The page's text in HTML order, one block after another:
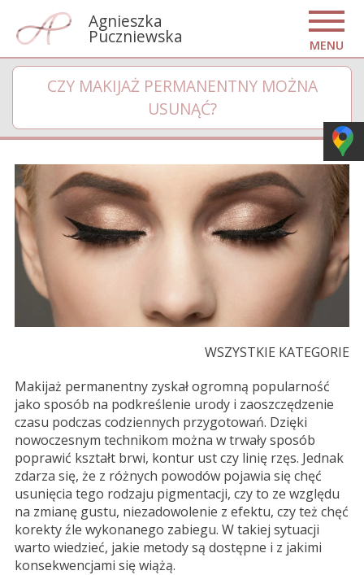
Agnieszka
Puczniewska MENU
CZY MAKIJAŻ PERMANENTNY MOŻNA
USUNĄĆ?
Makijaż permanentny zyskał ogromną popularność
jako sposób na podkreślenie urody i zaoszczędzenie
czasu podczas codziennych przygotowań. Dzięki
nowoczesnym technikom można w trwały sposób
poprawić kształt brwi, kontur ust czy linię rzęs. Jednak
zdarza się, że z różnych powodów pojawia się chęć
usunięcia tego rodzaju pigmentacji, czy to ze względu
na zmianę gustu, niezadowolenie z efektu, czy też chęć
korekty źle wykonanego zabiegu. W takiej sytuacji
warto wiedzieć, jakie metody są dostępne i z jakimi
konsekwencjami się wiążą.
WSZYSTKIE KATEGORIE